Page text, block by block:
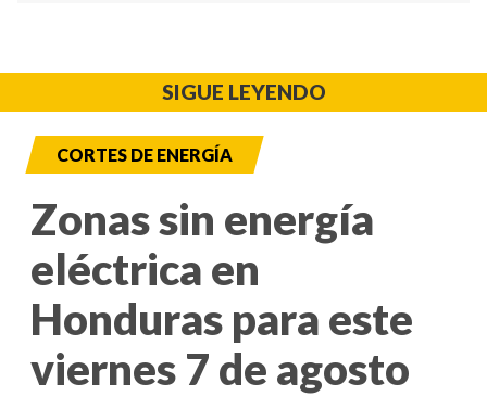
SIGUE LEYENDO
CORTES DE ENERGÍA
Zonas sin energía
eléctrica en
Honduras para este
viernes 7 de agosto